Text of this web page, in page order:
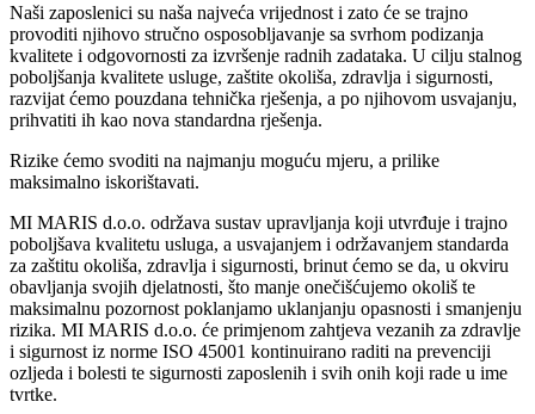
Naši zaposlenici su naša najveća vrijednost i zato će se trajno
provoditi njihovo stručno osposobljavanje sa svrhom podizanja
kvalitete i odgovornosti za izvršenje radnih zadataka. U cilju stalnog
poboljšanja kvalitete usluge, zaštite okoliša, zdravlja i sigurnosti,
razvijat ćemo pouzdana tehnička rješenja, a po njihovom usvajanju,
prihvatiti ih kao nova standardna rješenja.
Rizike ćemo svoditi na najmanju moguću mjeru, a prilike
maksimalno iskorištavati.
MI MARIS d.o.o. održava sustav upravljanja koji utvrđuje i trajno
poboljšava kvalitetu usluga, a usvajanjem i održavanjem standarda
za zaštitu okoliša, zdravlja i sigurnosti, brinut ćemo se da, u okviru
obavljanja svojih djelatnosti, što manje onečišćujemo okoliš te
maksimalnu pozornost poklanjamo uklanjanju opasnosti i smanjenju
rizika. MI MARIS d.o.o. će primjenom zahtjeva vezanih za zdravlje
i sigurnost iz norme ISO 45001 kontinuirano raditi na prevenciji
ozljeda i bolesti te sigurnosti zaposlenih i svih onih koji rade u ime
tvrtke.